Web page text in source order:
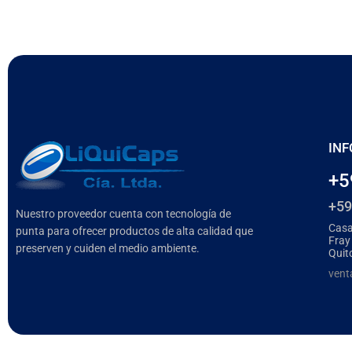
Nuestro proveedor cuenta con tecnología de
punta para ofrecer productos de alta calidad que
preserven y cuiden el medio ambiente.